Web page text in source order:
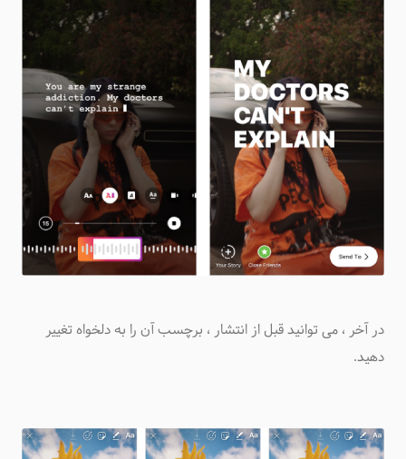
در آخر ، می توانید قبل از انتشار ، برچسب آن را به دلخواه تغییر
دهید.